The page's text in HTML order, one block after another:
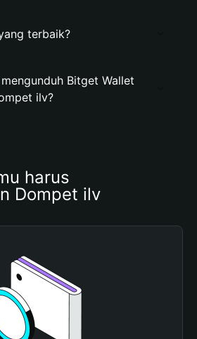
terbaik?
Bitget Wallet
ilv?
harus
Dompet ilv